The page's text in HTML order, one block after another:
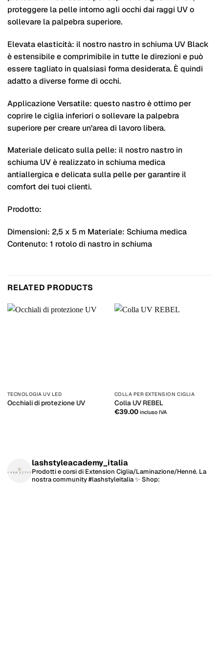
proteggere la pelle intorno agli occhi dai raggi UV o
sollevare la palpebra superiore.
Elevata elasticità: il nostro nastro in schiuma UV Black
è estensibile e comprimibile in tutte le direzioni e può
essere tagliato in qualsiasi forma desiderata. È quindi
adatto a diverse forme di occhi.
Applicazione Versatile: questo nastro è ottimo per
coprire le ciglia inferiori o sollevare la palpebra
superiore per creare un’area di lavoro libera.
Materiale delicato sulla pelle: il nostro nastro in
schiuma UV è realizzato in schiuma medica
antiallergica e delicata sulla pelle per garantire il
comfort dei tuoi clienti.
Prodotto:
Dimensioni: 2,5 x 5 m Materiale: Schiuma medica
Contenuto: 1 rotolo di nastro in schiuma
RELATED PRODUCTS
TECNOLOGIA UV LED
Occhiali di protezione UV
COLLA PER EXTENSION CIGLIA
Colla UV REBEL
€39.00 incluso IVA
lashstyleacademy_italia
Prodotti e corsi di Extension Ciglia/Laminazione/Henné. La
nostra community #lashstyleitalia ✨ Shop: